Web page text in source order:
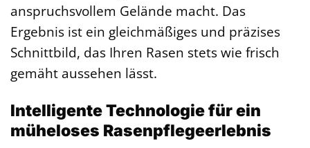
anspruchsvollem Gelände macht. Das
Ergebnis ist ein gleichmäßiges und präzises
Schnittbild, das Ihren Rasen stets wie frisch
gemäht aussehen lässt.
Intelligente Technologie für ein
müheloses Rasenpflegeerlebnis